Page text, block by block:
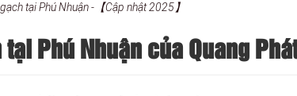
tại Phú Nhuận -【Cập nhật 2025】
Phú Nhuận của Quang Phát